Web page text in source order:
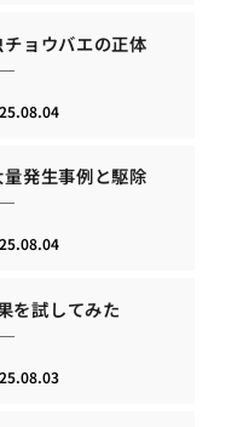
ョウバエの正体
発生事例と駆除
を試してみた